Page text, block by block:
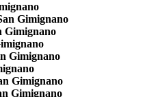
Gimignano
Gimignano
Gimignano
Gimignano
Gimignano